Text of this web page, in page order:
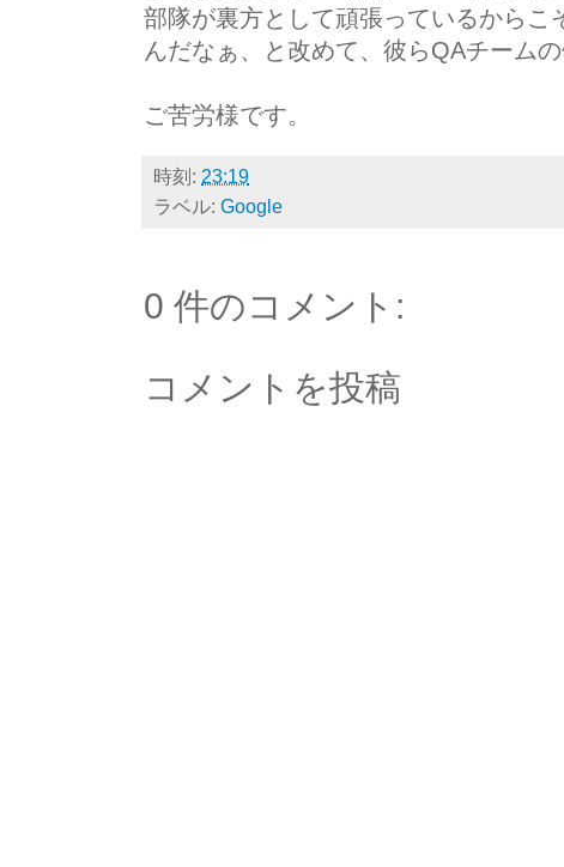
部隊が裏方として頑張っているから
んだなぁ、と改めて、彼らQAチーム
ご苦労様です。
時刻: 23:19
ラベル: Google
0 件のコメント:
コメントを投稿